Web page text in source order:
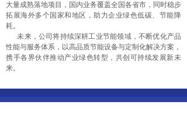
大量成熟落地项目，国内业务覆盖全国各省市，同时稳步
拓展海外多个国家和地区，助力企业绿色低碳、节能降
耗。
未来，公司将持续深耕工业节能领域，不断优化产品
性能与服务体系，以高品质节能设备与定制化解决方案，
携手各界伙伴推动产业绿色转型，共创可持续发展新未
来。